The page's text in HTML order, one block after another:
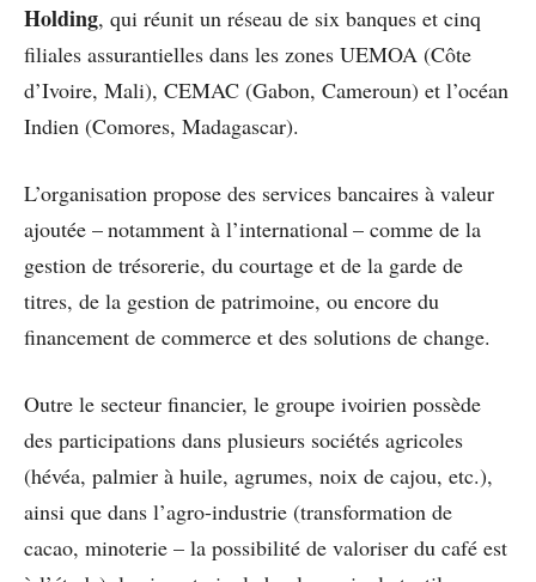
Holding, qui réunit un réseau de six banques et cinq
filiales assurantielles dans les zones UEMOA (Côte
d’Ivoire, Mali), CEMAC (Gabon, Cameroun) et l’océan
Indien (Comores, Madagascar).
L’organisation propose des services bancaires à valeur
ajoutée – notamment à l’international – comme de la
gestion de trésorerie, du courtage et de la garde de
titres, de la gestion de patrimoine, ou encore du
financement de commerce et des solutions de change.
Outre le secteur financier, le groupe ivoirien possède
des participations dans plusieurs sociétés agricoles
(hévéa, palmier à huile, agrumes, noix de cajou, etc.),
ainsi que dans l’agro-industrie (transformation de
cacao, minoterie – la possibilité de valoriser du café est